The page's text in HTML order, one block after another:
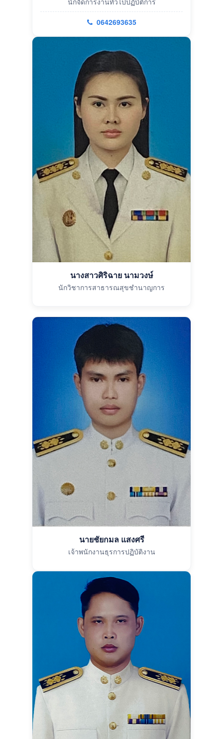
0642693635
นางสาวศิริฉาย นามวงษ์
นักวิชาการสาธารณสุขชำนาญการ
นายชัยกมล แสงศรี
เจ้าพนักงานธุรการปฏิบัติงาน